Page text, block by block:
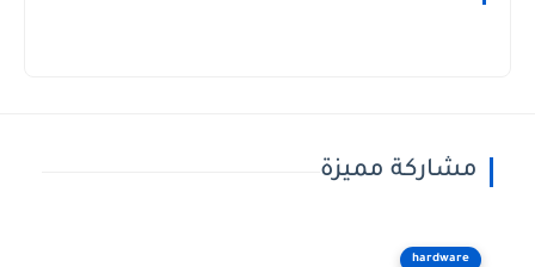
مشاركة مميزة
hardware